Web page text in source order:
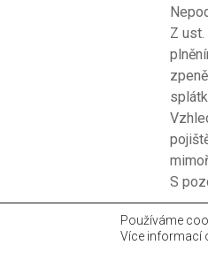
Z
S
Copyright © 2026
Používáme
Více informací